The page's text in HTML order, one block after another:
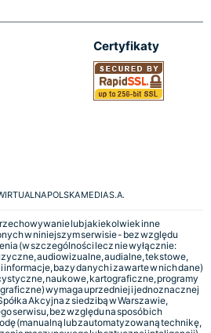
Certyfikaty
POLSKA MEDIA S.A.
lub jakiekolwiek inne
w niniejszym serwisie - bez względu
(w szczególności lecz nie wyłącznie:
audiowizualne, audialne, tekstowe,
informacje, bazy danych i zawarte w nich dane)
naukowe, kartograficzne, programy
wymaga uprzedniej i jednoznacznej
Akcyjna z siedzibą w Warszawie,
serwisu, bez względu na sposób ich
(manualną lub zautomatyzowaną technikę,